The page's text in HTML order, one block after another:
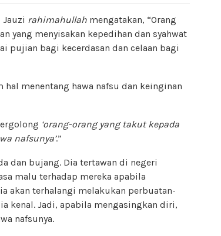
rahimahullah mengatakan, “Orang
yang menyisakan kepedihan dan syahwat
pujian bagi kecerdasan dan celaan bagi
hal menentang hawa nafsu dan keinginan
‘orang-orang yang takut kepada
nafsunya’.”
dan bujang. Dia tertawan di negeri
malu terhadap mereka apabila
akan terhalangi melakukan perbuatan-
kenal. Jadi, apabila mengasingkan diri,
nafsunya.